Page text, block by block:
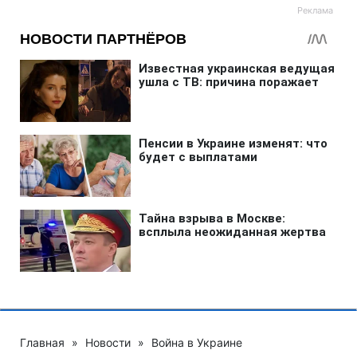
Главная » Новости » Война в Украине